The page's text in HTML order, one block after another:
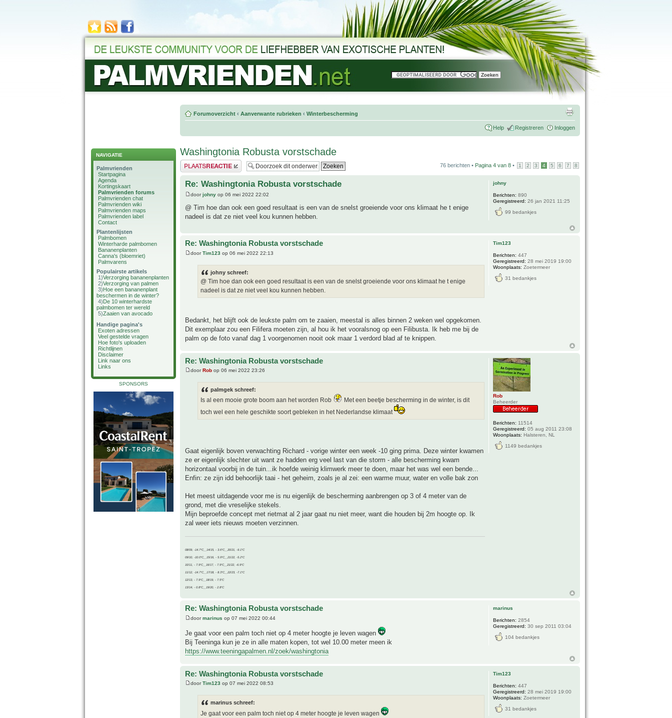
NAVIGATIE
Palmvrienden
Startpagina
Agenda
Kortingskaart
Palmvrienden forums
Palmvrienden chat
Palmvrienden wiki
Palmvrienden maps
Palmvrienden label
Contact
Plantenlijsten
Palmbomen
Winterharde palmbomen
Bananenplanten
Canna's (bloemriet)
Palmvarens
Populairste artikels
1)Verzorging bananenplanten
2)Verzorging van palmen
3)Hoe een bananenplant
beschermen in de winter?
4)De 10 winterhardste
palmbomen ter wereld
5)Zaaien van avocado
Handige pagina's
Exoten adressen
Veel gestelde vragen
Hoe foto's uploaden
Richtlijnen
Disclaimer
Link naar ons
Links
SPONSORS
Forumoverzicht ‹ Aanverwante rubrieken ‹ Winterbescherming
Help Registreren Inloggen
Washingtonia Robusta vorstschade
Plaats een reactie 76 berichten • Pagina 4 van 8 • 1 2 3 4 5 6 7 8
Re: Washingtonia Robusta vorstschade
doorjohny op 06 mei 2022 22:02
@ Tim hoe dan ook een goed resultaat is een van de snelst groeiende voor ons klimaat he t enige
nadeel is dat ze niet veel kou kunnen hebben.
johny
Berichten: 890
Geregistreerd: 26 jan 2021 11:25
99 bedankjes
Re: Washingtonia Robusta vorstschade
doorTim123 op 06 mei 2022 22:13
johny schreef:
@ Tim hoe dan ook een goed resultaat is een van de snelst groeiende voor ons klimaat he t enige
nadeel is dat ze niet veel kou kunnen hebben.
Bedankt, het blijft ook de leukste palm om te zaaien, meestal is alles binnen 2 weken wel opgekomen.
Dit exemplaar zou een Filifera moeten zijn, al hou ik het vooralsnog op een Filibusta. Ik heb me bij de
palm op de foto vanaf dag 1 voorgenomen nooit ook maar 1 verdord blad af te knippen.
Tim123
Berichten: 447
Geregistreerd: 28 mei 2019 19:00
Woonplaats: Zoetermeer
31 bedankjes
Re: Washingtonia Robusta vorstschade
doorRob op 06 mei 2022 23:26
palmgek schreef:
Is al een mooie grote boom aan het worden Rob
Met een beetje bescherming in de winter, is dit
toch wel een hele geschikte soort gebleken in het Nederlandse klimaat
Gaat eigenlijk boven verwachting Richard - vorige winter een week -10 ging prima. Deze winter kwamen
ze er eigenlijk slechter uit want ze hadden erg veel last van die storm - alle bescherming kwam
horizontaal voorbij in de tuin...ik hoefde weinig klimwerk meer te doen, maar het was wel een bende...
Enfin: ze zijn idd behoorlijk taai - het geheim, zoals je al zei: een warme muur, water en volle bak zon
Het meest uitdagende voor me is nu eigenlijk de bescherming aanbrengen op 3 of 4 meter van de
grond, met die vreselijke stekels.
Mijn beproefde concept met rietmat al 2 jaar gaat nu niet meer, want die houden bij 2m hoogte op. Ik
zal weer iets nieuws moeten verzinnen.
08/09, -14.7°C__14/15, - 3.6°C__20/21, -9.1°C
09/10, -10.0°C__15/16, - 5.9°C__21/22, -5.2°C
10/11, - 7.9°C__16/17, - 7.9°C__21/22, -6.9°C
11/12, -14.7°C__17/18, - 8.3°C__22/23, -7.1°C
12/13, - 7.9°C__18/19, - 7.5°C
13/14, - 0.8°C__19/20, - 2.8°C
Rob
Beheerder
Berichten: 11514
Geregistreerd: 05 aug 2011 23:08
Woonplaats: Halsteren, NL
1149 bedankjes
Re: Washingtonia Robusta vorstschade
doormarinus op 07 mei 2022 00:44
Je gaat voor een palm toch niet op 4 meter hoogte je leven wagen
Bij Teeninga kun je ze in alle maten kopen, tot wel 10.00 meter meen ik
https://www.teeningapalmen.nl/zoek/washingtonia
marinus
Berichten: 2854
Geregistreerd: 30 sep 2011 03:04
104 bedankjes
Re: Washingtonia Robusta vorstschade
doorTim123 op 07 mei 2022 08:53
marinus schreef:
Je gaat voor een palm toch niet op 4 meter hoogte je leven wagen
Tim123
Berichten: 447
Geregistreerd: 28 mei 2019 19:00
Woonplaats: Zoetermeer
31 bedankjes